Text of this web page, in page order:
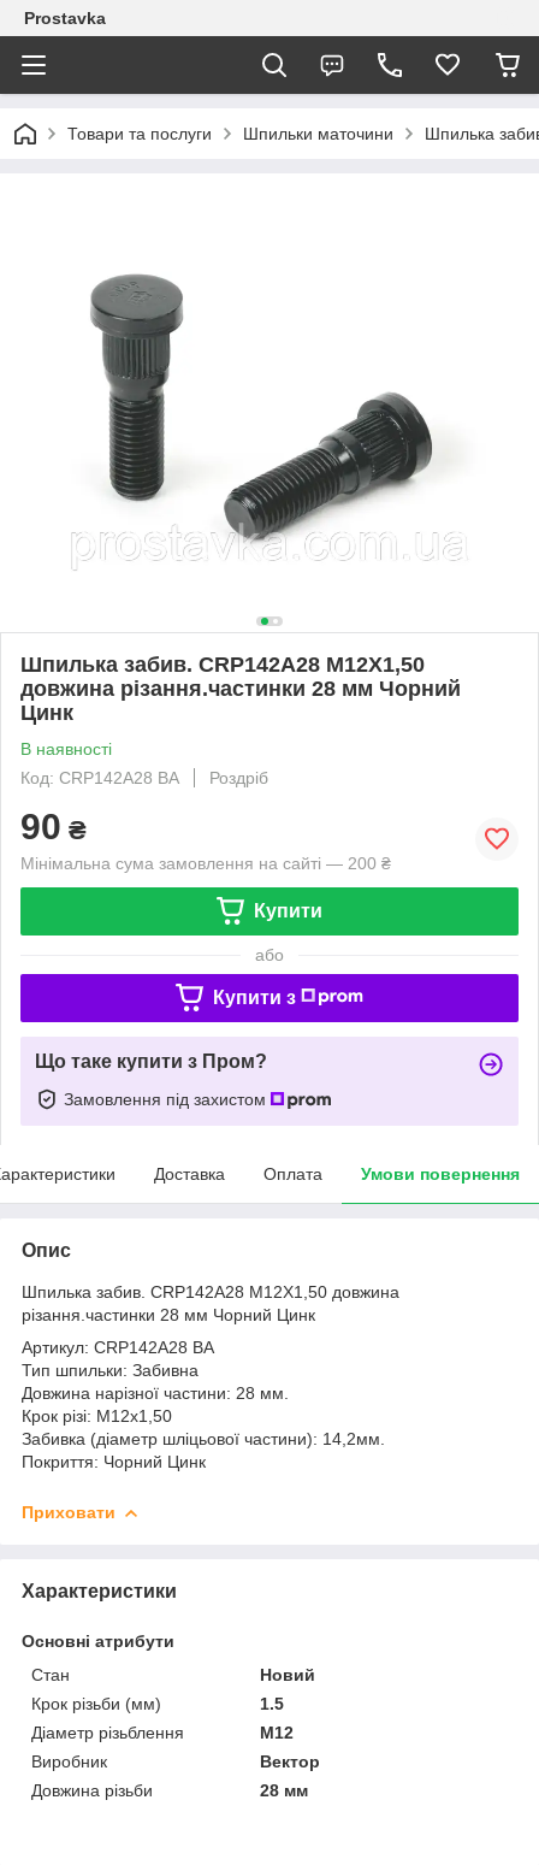
Prostavka
Товари та послуги Шпильки маточини Шпилька
Шпилька забив. CRP142A28 M12X1,50
довжина різання.частинки 28 мм Чорний
Цинк
В наявності
Код: CRP142A28 BA
Роздріб
90 ₴
Мінімальна сума замовлення на сайті — 200 ₴
Купити
або
Купити з
Що таке купити з Пром?
Замовлення під захистом
Доставка Оплата Умови повернення
Опис
Шпилька забив. CRP142A28 M12X1,50 довжина
різання.частинки 28 мм Чорний Цинк
Артикул: CRP142A28 BA
Тип шпильки: Забивна
Довжина нарізної частини: 28 мм.
Крок різі: М12х1,50
Забивка (діаметр шліцьової частини): 14,2мм.
Покриття: Чорний Цинк
Приховати
Характеристики
Основні атрибути
Стан
Новий
Крок різьби (мм)
1.5
Діаметр різьблення
M12
Виробник
Вектор
Довжина різьби
28 мм